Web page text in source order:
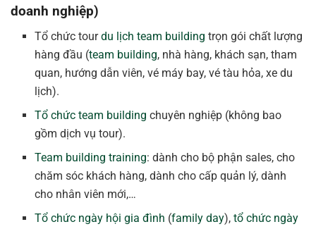
doanh nghiệp)
Tổ chức tourdu lịch team building trọn gói chất lượng
hàng đầu (team building, nhà hàng, khách sạn, tham
quan, hướng dẫn viên, vé máy bay, vé tàu hỏa, xe du
lịch).
Tổ chức team building chuyên nghiệp (không bao
gồm dịch vụ tour).
Team building training: dành cho bộ phận sales, cho
chăm sóc khách hàng, dành cho cấp quản lý, dành
cho nhân viên mới,…
Tổ chức ngày hội gia đình (family day),tổ chức ngày